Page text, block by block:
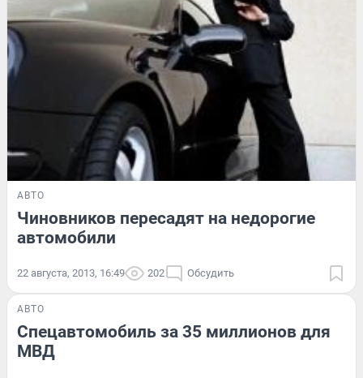
АВТО
Чиновников пересадят на недорогие
автомобили
22 августа, 2013, 16:49 202 Обсудить
АВТО
Спецавтомобиль за 35 миллионов для
МВД